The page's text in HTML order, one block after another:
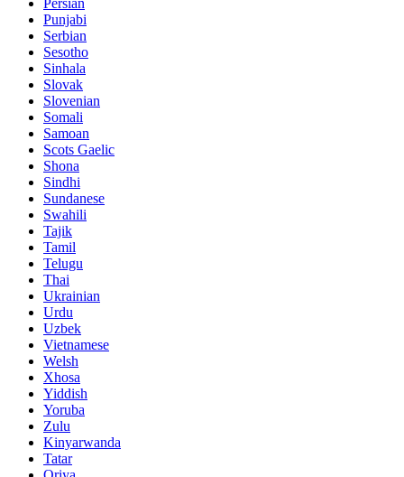
Persian
Punjabi
Serbian
Sesotho
Sinhala
Slovak
Slovenian
Somali
Samoan
Scots Gaelic
Shona
Sindhi
Sundanese
Swahili
Tajik
Tamil
Telugu
Thai
Ukrainian
Urdu
Uzbek
Vietnamese
Welsh
Xhosa
Yiddish
Yoruba
Zulu
Kinyarwanda
Tatar